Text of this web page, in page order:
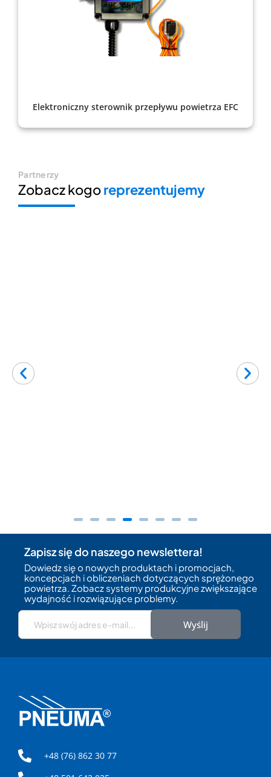
Elektroniczny sterownik przepływu powietrza EFC
Partnerzy
Zobacz kogoreprezentujemy
To producent, który od ponad 65 lat
mamy możliwość zaoferować
szeroką gamę tłumików hałasu do wielu
w tym do osuszaczy
maszyn rozdmuchowych PET i
Zapisz się do naszego newslettera!
Dowiedz się o nowych produktach i promocjach,
koncepcjach i obliczeniach dotyczących sprężonego
powietrza. Zobacz systemy produkcyjne zwiększające
wydajność i rozwiązujące problemy.
Wyślij
+48 (76) 862 30 77